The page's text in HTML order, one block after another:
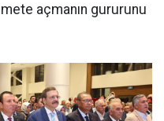
açmanın gururunu